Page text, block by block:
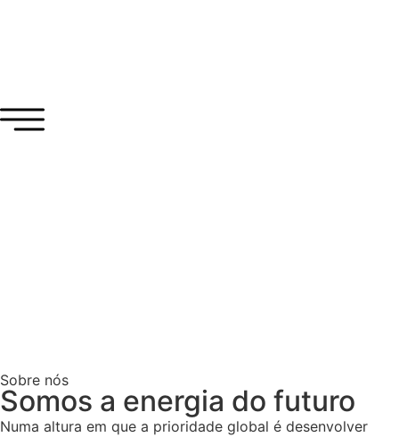
Sobre nós
Somos a energia do futuro
Numa altura em que a prioridade global é desenvolver